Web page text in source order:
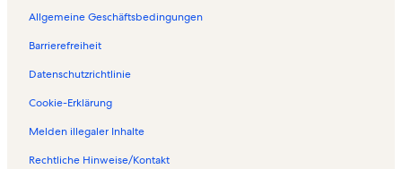
Allgemeine Geschäftsbedingungen
Barrierefreiheit
Datenschutzrichtlinie
Cookie-Erklärung
Melden illegaler Inhalte
Rechtliche Hinweise/Kontakt